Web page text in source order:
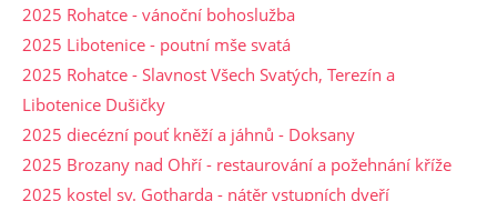
2025 Rohatce - vánoční bohoslužba
2025 Libotenice - poutní mše svatá
2025 Rohatce - Slavnost Všech Svatých, Terezín a
Libotenice Dušičky
2025 diecézní pouť kněží a jáhnů - Doksany
2025 Brozany nad Ohří - restaurování a požehnání kříže
2025 kostel sv. Gotharda - nátěr vstupních dveří